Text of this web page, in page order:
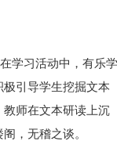
学习活动中，有乐学
引导学生挖掘文本
师在文本研读上沉
，无稽之谈。